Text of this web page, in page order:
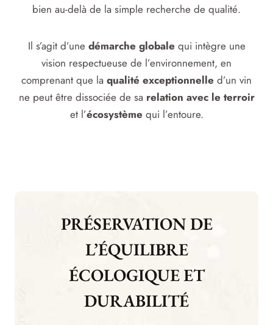
bien au-delà de la simple recherche de qualité.
Il s’agit d’une démarche globale qui intègre une
vision respectueuse de l’environnement, en
comprenant que la qualité exceptionnelle d’un vin
ne peut être dissociée de sa relation avec le terroir
et l’écosystème qui l’entoure.
PRÉSERVATION DE
L’ÉQUILIBRE
ÉCOLOGIQUE ET
DURABILITÉ